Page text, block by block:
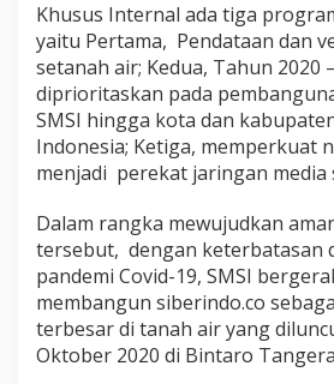
Khusus Internal ada tiga
yaitu Pertama, Pendataan dan
setanah air; Kedua, Tahun 2020
diprioritaskan pada
SMSI hingga kota dan
Indonesia; Ketiga, memperkuat
menjadi perekat jaringan media
Dalam rangka mewujudkan
tersebut, dengan keterbatasan
pandemi Covid-19, SMSI
membangun siberindo.co
terbesar di tanah air yang
Oktober 2020 di Bintaro